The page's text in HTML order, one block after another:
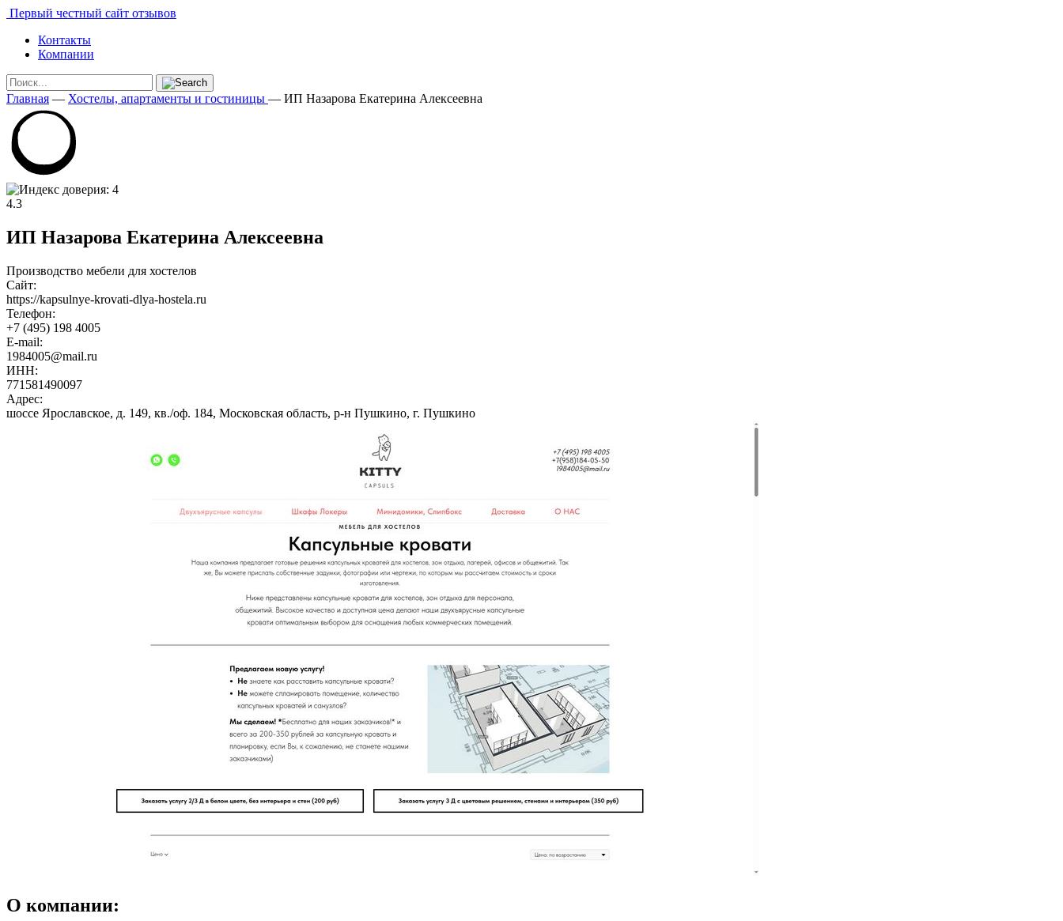
Первый честный сайт отзывов
Контакты
Компании
Главная — Хостелы, апартаменты и гостиницы — ИП Назарова Екатерина Алексеевна
4.3
ИП Назарова Екатерина Алексеевна
Производство мебели для хостелов
Сайт:
https://kapsulnye-krovati-dlya-hostela.ru
Телефон:
+7 (495) 198 4005
E-mail:
1984005@mail.ru
ИНН:
771581490097
Адрес:
шоссе Ярославское, д. 149, кв./оф. 184, Московская область, р-н Пушкино, г. Пушкино
О компании: